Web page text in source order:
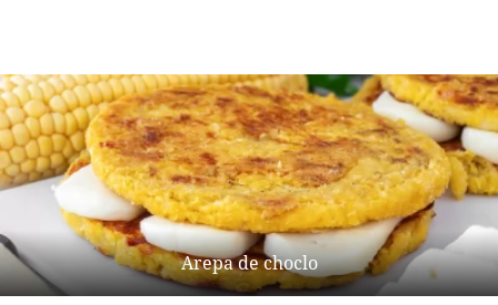
Arepa de choclo